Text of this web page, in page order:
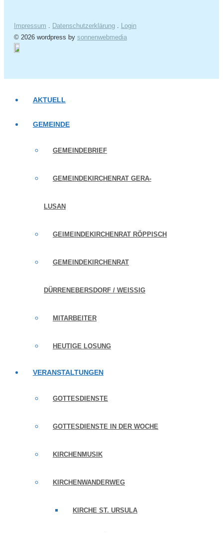
Impressum . Datenschutzerklärung . Login
© 2026 wordpress by sonnenwebmedia
AKTUELL
GEMEINDE
GEMEINDEBRIEF
GEMEINDEKIRCHENRAT GERA-
LUSAN
GEIMEINDEKIRCHENRAT RÖPPISCH
GEMEINDEKIRCHENRAT
DÜRRENEBERSDORF / WEISSIG
MITARBEITER
HEUTIGE LOSUNG
VERANSTALTUNGEN
GOTTESDIENSTE
GOTTESDIENSTE IN DER WOCHE
KIRCHENMUSIK
KIRCHENWANDERWEG
KIRCHE ST. URSULA